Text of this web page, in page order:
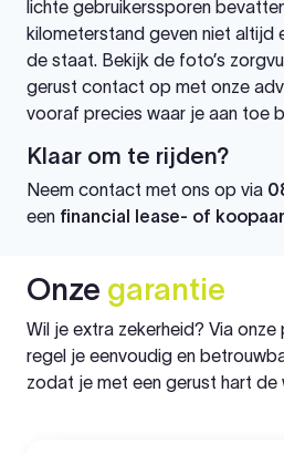
lichte gebruikerssporen
kilometerstand geven niet altijd
de staat. Bekijk de foto’s
gerust contact op met onze
vooraf precies waar je aan toe
Klaar om te rijden?
Neem contact met ons op via
een financial lease- of
Onze garantie
Wil je extra zekerheid? Via onze
regel je eenvoudig en
zodat je met een gerust hart